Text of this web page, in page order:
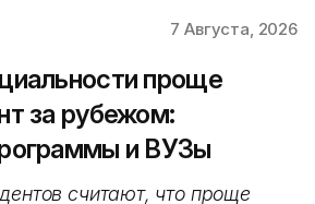
7 Августа, 2026
проще
за рубежом:
и ВУЗы
считают, что проще